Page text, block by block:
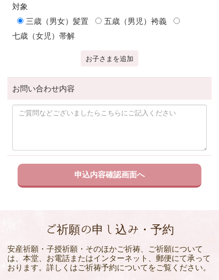
対象
三歳（男女）髪置
五歳（男児）袴義
七歳（女児）帯解
お子さまを追加
お問い合わせ内容
ご祈願の申し込み・予約
安産祈願・子授祈願・そのほかご祈祷、ご祈願について
は、本堂、お電話またはインターネット、郵便にて承って
おります。詳しくはご祈祷予約についてをご覧ください。